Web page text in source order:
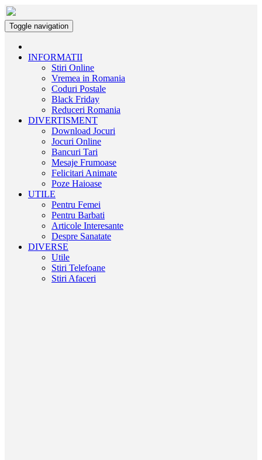
Toggle navigation
INFORMATII
Stiri Online
Vremea in Romania
Coduri Postale
Black Friday
Reduceri Romania
DIVERTISMENT
Download Jocuri
Jocuri Online
Bancuri Tari
Mesaje Frumoase
Felicitari Animate
Poze Haioase
UTILE
Pentru Femei
Pentru Barbati
Articole Interesante
Despre Sanatate
DIVERSE
Utile
Stiri Telefoane
Stiri Afaceri